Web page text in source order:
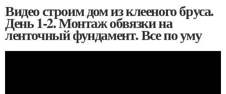
Видео строим дом из клееного бруса.
День 1-2. Монтаж обвязки на
ленточный фундамент. Все по уму